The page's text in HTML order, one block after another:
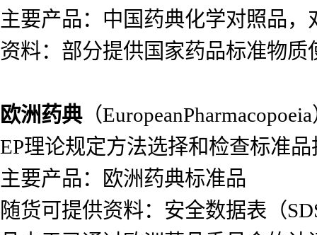
主要产品：中国药典化学对照品
资料：部分提供国家药品标准物质
欧洲药典（
EP理论规定方法选择和检查标准
主要产品：欧洲药典标准品
随货可提供资料：安全数据表（